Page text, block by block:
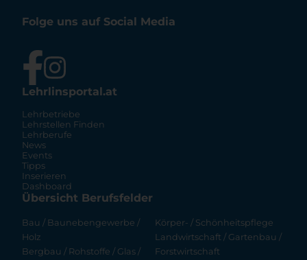
Folge uns auf Social Media
Lehrlinsportal.at
Lehrbetriebe
Lehrstellen Finden
Lehrberufe
News
Events
Tipps
Inserieren
Dashboard
Übersicht Berufsfelder
Bau / Baunebengewerbe /
Holz
Bergbau / Rohstoffe / Glas /
Körper- / Schönheitspflege
Landwirtschaft / Gartenbau /
Forstwirtschaft